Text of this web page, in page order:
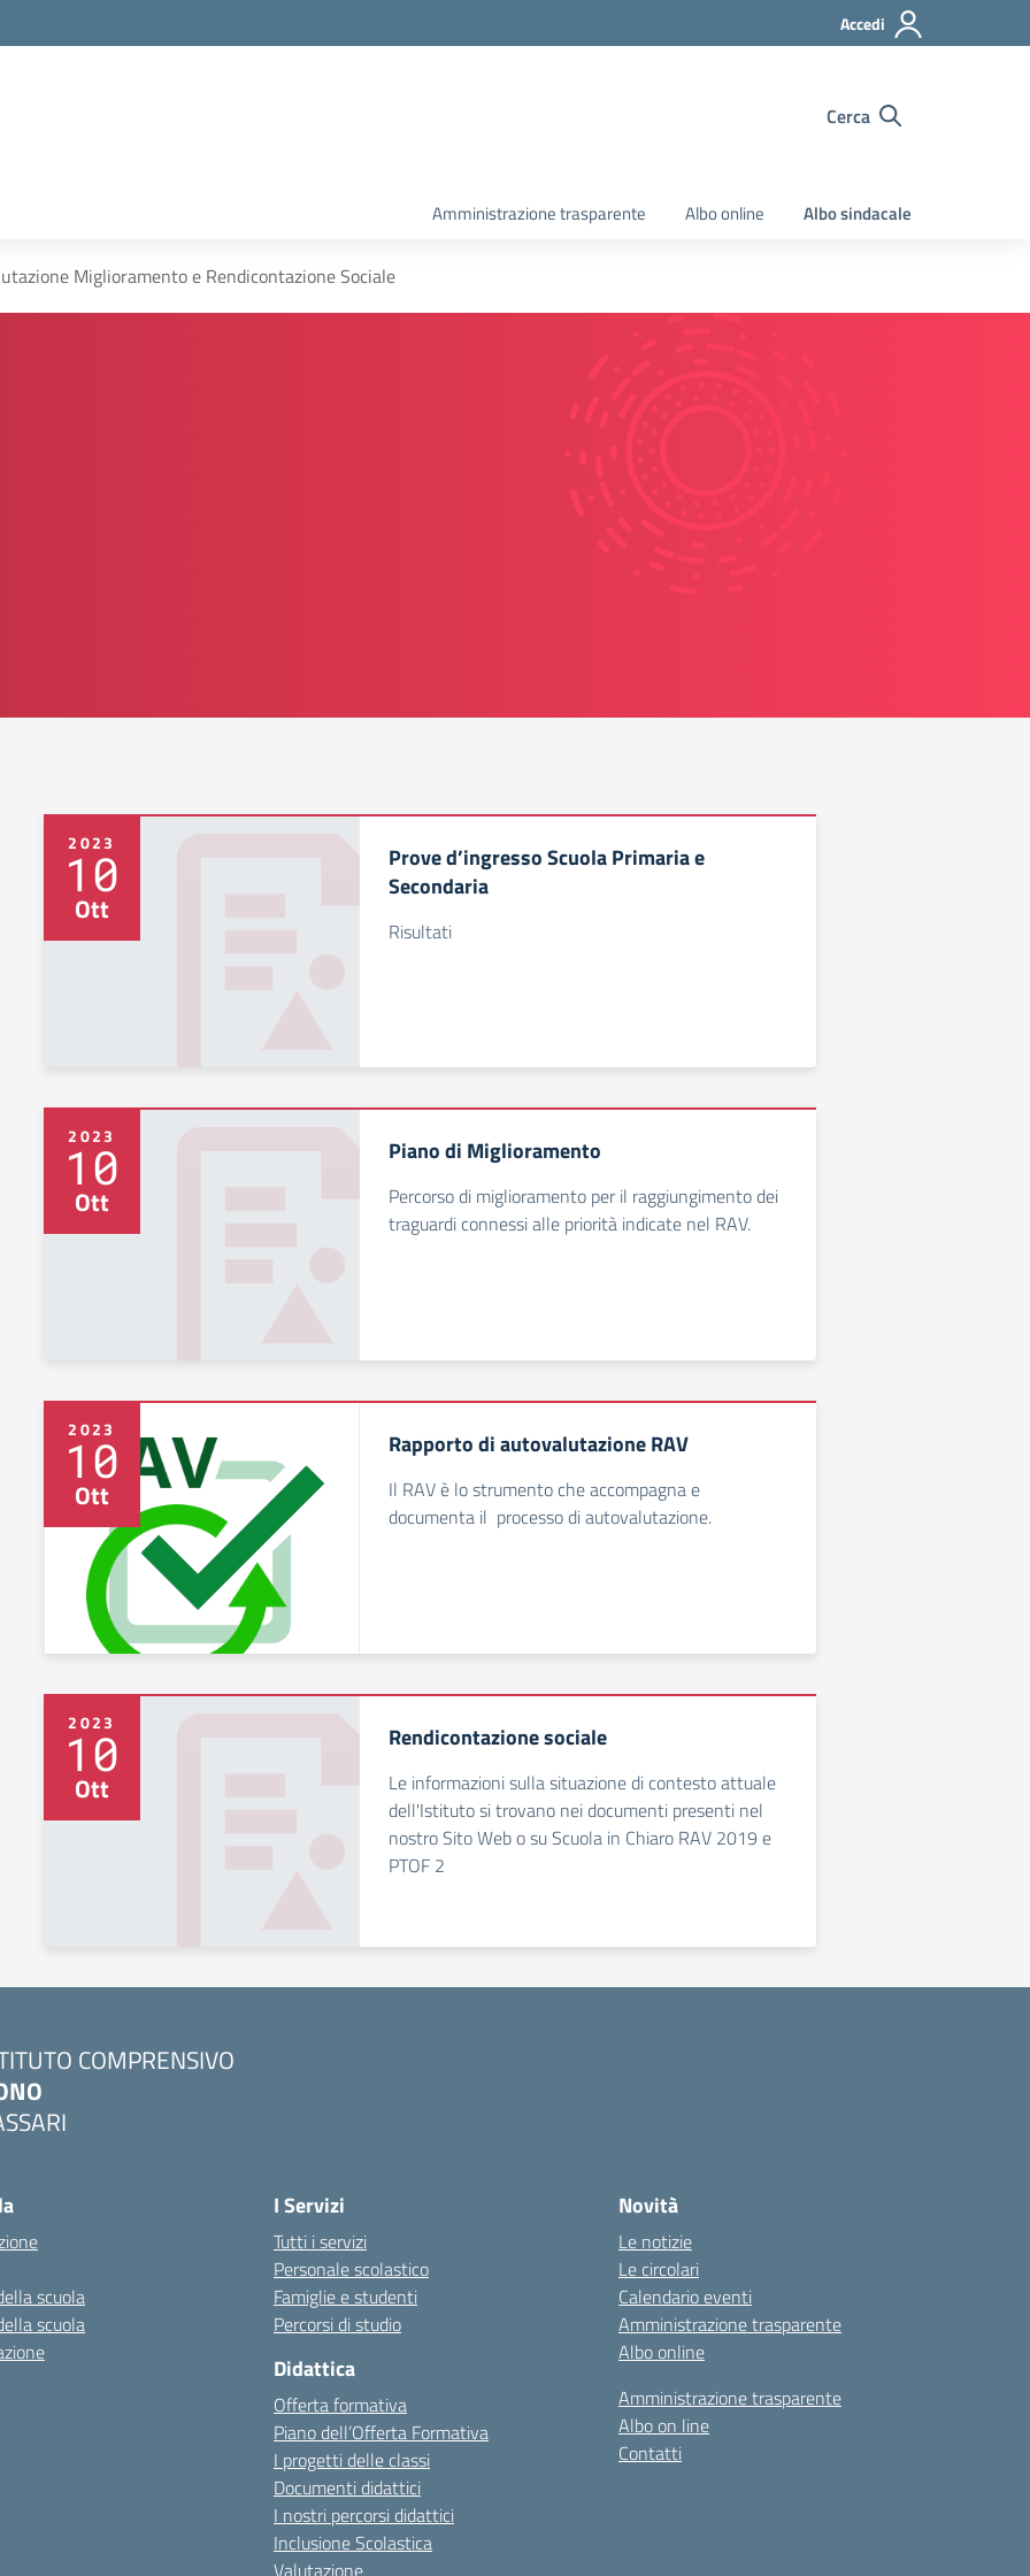
Accedi
Cerca
Amministrazione trasparente Albo online Albo sindacale
Miglioramento e Rendicontazione Sociale
2023
10
Ott
Prove d’ingresso Scuola Primaria e
Secondaria
Risultati
2023
10
Ott
Piano di Miglioramento
Percorso di miglioramento per il raggiungimento dei
traguardi connessi alle priorità indicate nel RAV.
2023
10
Ott
Rapporto di autovalutazione RAV
Il RAV è lo strumento che accompagna e
documenta il processo di autovalutazione.
2023
10
Ott
Rendicontazione sociale
Le informazioni sulla situazione di contesto attuale
dell'Istituto si trovano nei documenti presenti nel
nostro Sito Web o su Scuola in Chiaro RAV 2019 e
PTOF 2
COMPRENSIVO
scuola
scuola
I Servizi
Tutti i servizi
Personale scolastico
Famiglie e studenti
Percorsi di studio
Didattica
Offerta formativa
Piano dell’Offerta Formativa
I progetti delle classi
Documenti didattici
I nostri percorsi didattici
Inclusione Scolastica
Valutazione
Novità
Le notizie
Le circolari
Calendario eventi
Amministrazione trasparente
Albo online
Amministrazione trasparente
Albo on line
Contatti